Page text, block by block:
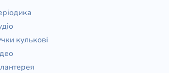
кулькові